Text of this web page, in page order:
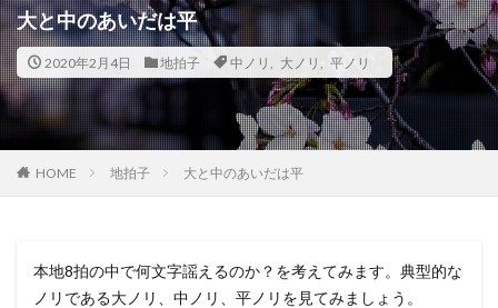
大と中のあいだは平
2020年2月4日 地拍子 中ノリ 大ノリ 平ノリ
HOME 地拍子 大と中のあいだは平
本地8拍の中で何文字謡えるのか？を考えてみます。典型的な
ノリである大ノリ、中ノリ、平ノリを見てみましょう。